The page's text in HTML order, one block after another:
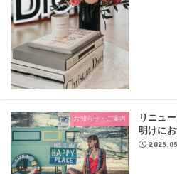
お知らせ・ご案内
リニュ
明けに